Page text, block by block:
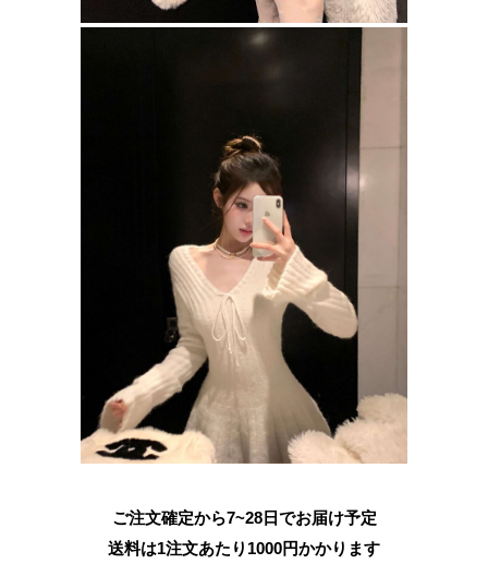
ご注文確定から7~28日でお届け予定
送料は1注文あたり 1000円かかります